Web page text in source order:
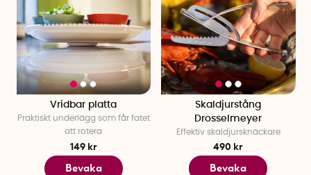
Vridbar platta
Praktiskt underlägg som får fatet
att rotera
149 kr
Bevaka
Skaldjurstång
Drosselmeyer
Effektiv skaldjursknäckare
490 kr
Bevaka